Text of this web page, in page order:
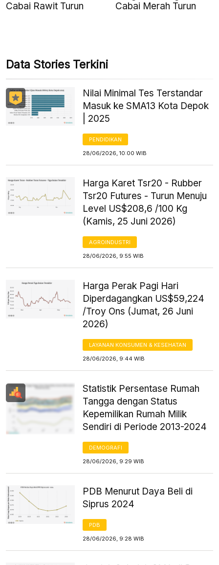
Cabai Rawit Turun
Cabai Merah Turun
Data Stories Terkini
Nilai Minimal Tes Terstandar
Masuk ke SMA13 Kota Depok
| 2025
PENDIDIKAN
28/06/2026, 10:00 WIB
Harga Karet Tsr20 - Rubber
Tsr20 Futures - Turun Menuju
Level US$208,6 /100 Kg
(Kamis, 25 Juni 2026)
AGROINDUSTRI
28/06/2026, 9:55 WIB
Harga Perak Pagi Hari
Diperdagangkan US$59,224
/Troy Ons (Jumat, 26 Juni
2026)
LAYANAN KONSUMEN & KESEHATAN
28/06/2026, 9:44 WIB
Statistik Persentase Rumah
Tangga dengan Status
Kepemilikan Rumah Milik
Sendiri di Periode 2013-2024
DEMOGRAFI
28/06/2026, 9:29 WIB
PDB Menurut Daya Beli di
Siprus 2024
PDB
28/06/2026, 9:28 WIB